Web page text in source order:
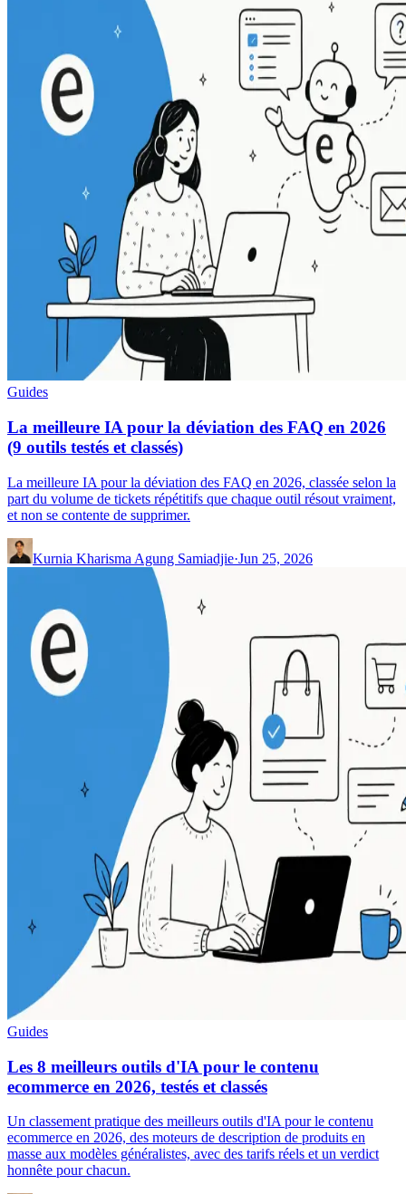
Guides
La meilleure IA pour la déviation des FAQ en 2026
(9 outils testés et classés)
La meilleure IA pour la déviation des FAQ en 2026, classée selon la
part du volume de tickets répétitifs que chaque outil résout vraiment,
et non se contente de supprimer.
Kurnia Kharisma Agung Samiadjie·Jun 25, 2026
Guides
Les 8 meilleurs outils d'IA pour le contenu
ecommerce en 2026, testés et classés
Un classement pratique des meilleurs outils d'IA pour le contenu
ecommerce en 2026, des moteurs de description de produits en
masse aux modèles généralistes, avec des tarifs réels et un verdict
honnête pour chacun.